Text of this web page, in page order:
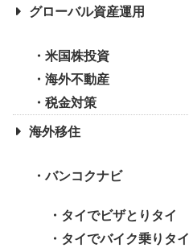
グローバル資産運用
米国株投資
海外不動産
税金対策
海外移住
バンコクナビ
タイでビザとりタイ
タイでバイク乗りタイ